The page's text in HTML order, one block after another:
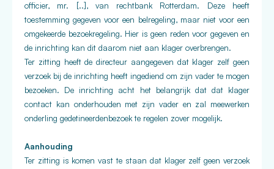
officier, mr. [..], van rechtbank Rotterdam. Deze heeft
toestemming gegeven voor een belregeling, maar niet voor een
omgekeerde bezoekregeling. Hier is geen reden voor gegeven en
de inrichting kan dit daarom niet aan klager overbrengen.
Ter zitting heeft de directeur aangegeven dat klager zelf geen
verzoek bij de inrichting heeft ingediend om zijn vader te mogen
bezoeken. De inrichting acht het belangrijk dat dat klager
contact kan onderhouden met zijn vader en zal meewerken
onderling gedetineerdenbezoek te regelen zover mogelijk.
Aanhouding
Ter zitting is komen vast te staan dat klager zelf geen verzoek